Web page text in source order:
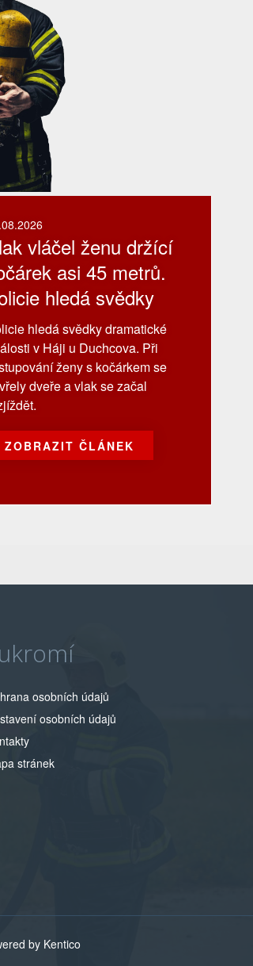
vláčel ženu držící
asi 45 metrů.
hledá svědky
hledá svědky dramatické
v Háji u Duchcova. Při
ženy s kočárkem se
dveře a vlak se začal
ZOBRAZIT ČLÁNEK
osobních údajů
osobních údajů
stránek
by Kentico